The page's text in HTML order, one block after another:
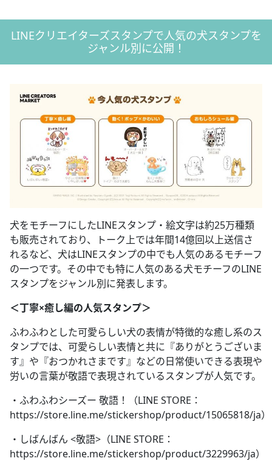
LINEクリエイターズスタンプで人気の犬スタンプを
ジャンル別に公開！
犬をモチーフにしたLINEスタンプ・絵文字は約25万種類
も販売されており、トーク上では年間14億回以上送信さ
れるなど、犬はLINEスタンプの中でも人気のあるモチーフ
の一つです。その中でも特に人気のある犬モチーフのLINE
スタンプをジャンル別に発表します。
＜丁寧×癒し編の人気スタンプ＞
ふわふわとした可愛らしい犬の表情が特徴的な癒し系のス
タンプでは、可愛らしい表情と共に『ありがとうございま
す』や『おつかれさまです』などの日常使いできる表現や
労いの言葉が敬語で表現されているスタンプが人気です。
・ふわふわシーズー 敬語！（LINE STORE：
https://store.line.me/stickershop/product/15065818/ja）
・しばんばん <敬語>（LINE STORE：
https://store.line.me/stickershop/product/3229963/ja）